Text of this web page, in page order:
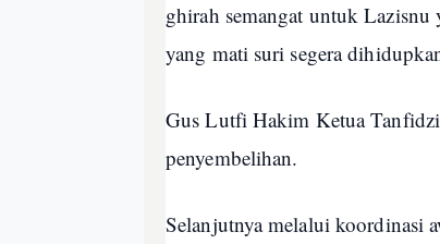
ghirah semangat untuk
yang mati suri segera
Gus Lutfi Hakim Ketua
penyembelihan.
Selanjutnya melalui koordinasi